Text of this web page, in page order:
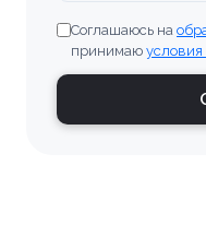
Соглашаюсь на
принимаю